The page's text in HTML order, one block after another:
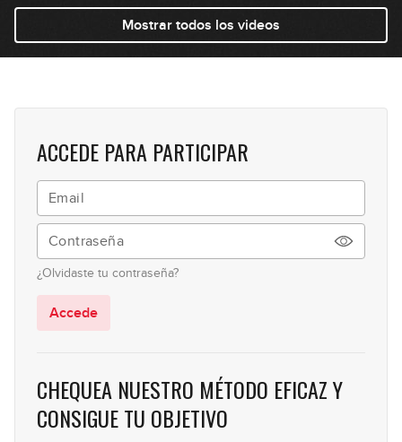
7
09:42
El discurso: cómo desarrollar una
idea
8
9
10
12
Tríadas ocultas
Mostrar todos los videos
ACCEDE PARA PARTICIPAR
¿Olvidaste tu contraseña?
Accede
CHEQUEA NUESTRO MÉTODO EFICAZ Y
CONSIGUE TU OBJETIVO